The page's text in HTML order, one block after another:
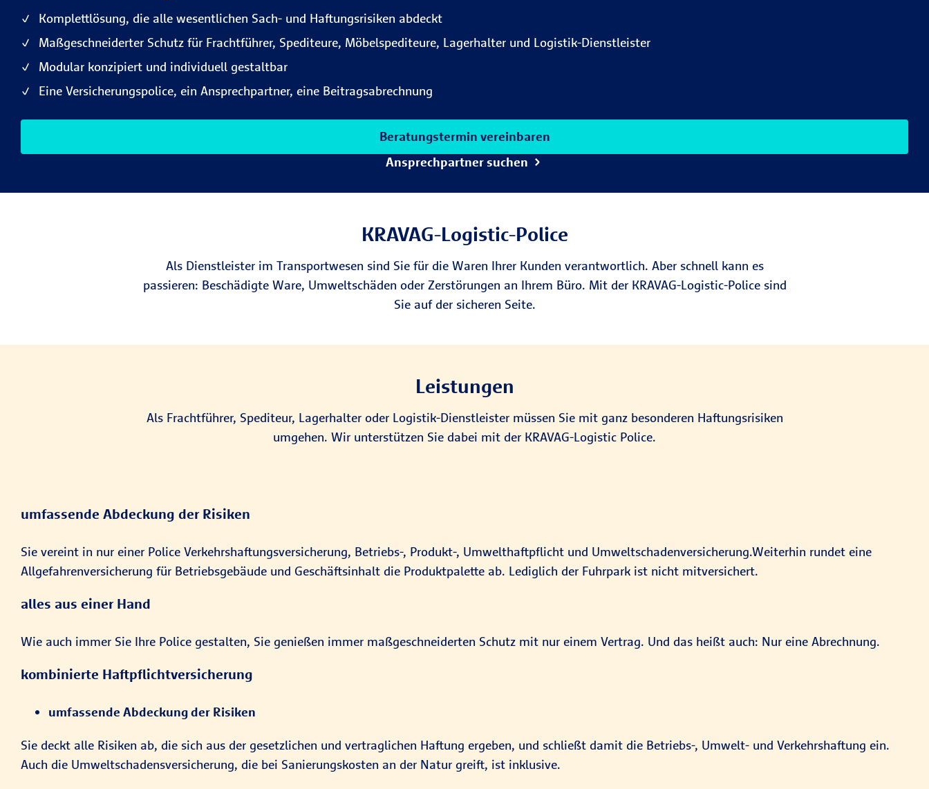
Komplettlösung, die alle wesentlichen Sach- und Haftungsrisiken abdeckt
Maßgeschneiderter Schutz für Frachtführer, Spediteure, Möbelspediteure, Lagerhalter und Logistik-Dienstleister
Modular konzipiert und individuell gestaltbar
Eine Versicherungspolice, ein Ansprechpartner, eine Beitragsabrechnung
Beratungstermin vereinbaren
Ansprechpartner suchen
KRAVAG-Logistic-Police
Als Dienstleister im Transportwesen sind Sie für die Waren Ihrer Kunden verantwortlich. Aber schnell kann es
passieren: Beschädigte Ware, Umweltschäden oder Zerstörungen an Ihrem Büro. Mit der KRAVAG-Logistic-Police sind
Sie auf der sicheren Seite.
Leistungen
Als Frachtführer, Spediteur, Lagerhalter oder Logistik-Dienstleister müssen Sie mit ganz besonderen Haftungsrisiken
umgehen. Wir unterstützen Sie dabei mit der KRAVAG-Logistic Police.
umfassende Abdeckung der Risiken
Sie vereint in nur einer Police Verkehrshaftungsversicherung, Betriebs-, Produkt-, Umwelthaftpflicht und Umweltschadenversicherung.Weiterhin rundet eine
Allgefahrenversicherung für Betriebsgebäude und Geschäftsinhalt die Produktpalette ab. Lediglich der Fuhrpark ist nicht mitversichert.
alles aus einer Hand
Wie auch immer Sie Ihre Police gestalten, Sie genießen immer maßgeschneiderten Schutz mit nur einem Vertrag. Und das heißt auch: Nur eine Abrechnung.
kombinierte Haftpflichtversicherung
umfassende Abdeckung der Risiken
Sie deckt alle Risiken ab, die sich aus der gesetzlichen und vertraglichen Haftung ergeben, und schließt damit die Betriebs-, Umwelt- und Verkehrshaftung ein.
Auch die Umweltschadensversicherung, die bei Sanierungskosten an der Natur greift, ist inklusive.